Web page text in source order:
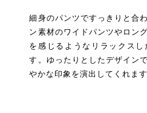
細身のパンツですっきりと合
ン素材のワイドパンツやロン
を感じるようなリラックス
す。ゆったりとしたデザイン
やかな印象を演出してくれます